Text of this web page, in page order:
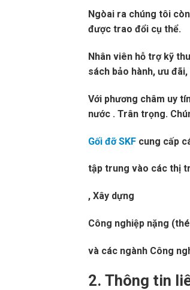
Ngòai ra chúng tôi
được trao đổi cụ thể.
Nhân viên hỗ trợ kỹ
sách bảo hành, ưu
Với phương châm uy
nước . Trân trọng.
Gối đỡ SKF cung cấp
tập trung vào các thị
, Xây dựng
Công nghiệp nặng
và các ngành Công
2. Thông tin